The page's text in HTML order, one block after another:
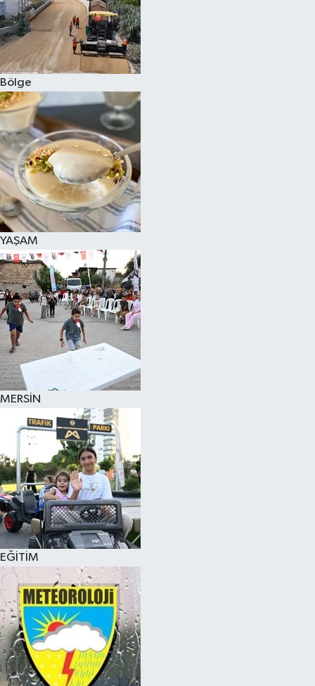
Bölge
YAŞAM
MERSİN
EĞİTİM